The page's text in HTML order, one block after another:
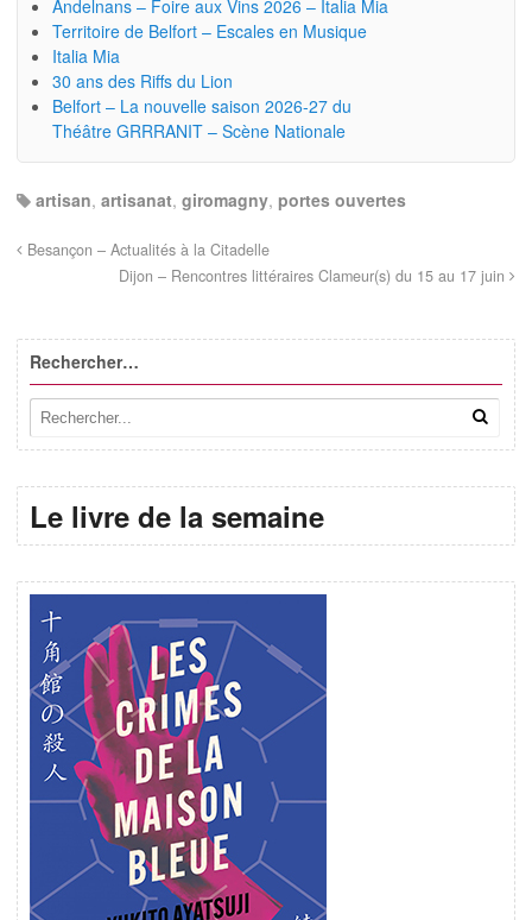
Andelnans – Foire aux Vins 2026 – Italia Mia
Territoire de Belfort – Escales en Musique
Italia Mia
30 ans des Riffs du Lion
Belfort – La nouvelle saison 2026-27 du
Théâtre GRRRANIT – Scène Nationale
artisan, artisanat, giromagny, portes ouvertes
Besançon – Actualités à la Citadelle
Dijon – Rencontres littéraires Clameur(s) du 15 au 17 juin
Rechercher…
Le livre de la semaine